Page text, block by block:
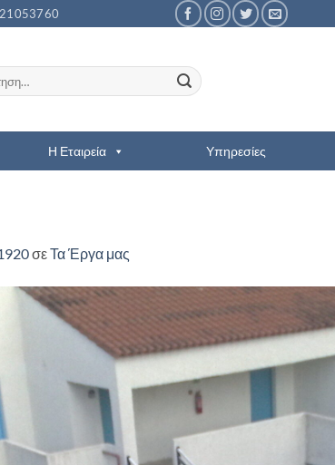
Η Εταιρεία Υπηρεσίες
σεΤα Έργα μας